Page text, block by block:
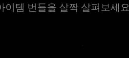
템 번들을 살짝 살펴보세요.